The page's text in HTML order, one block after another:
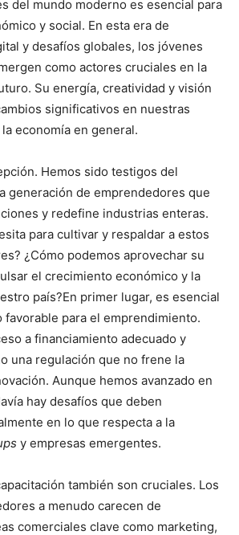
del mundo moderno es esencial para
y social. En esta era de
y desafíos globales, los jóvenes
como actores cruciales en la
Su energía, creatividad y visión
significativos en nuestras
economía en general.
Hemos sido testigos del
generación de emprendedores que
y redefine industrias enteras.
para cultivar y respaldar a estos
¿Cómo podemos aprovechar su
el crecimiento económico y la
país?En primer lugar, es esencial
favorable para el emprendimiento.
a financiamiento adecuado y
una regulación que no frene la
Aunque hemos avanzado en
hay desafíos que deben
en lo que respecta a la
y empresas emergentes.
también son cruciales. Los
a menudo carecen de
comerciales clave como marketing,